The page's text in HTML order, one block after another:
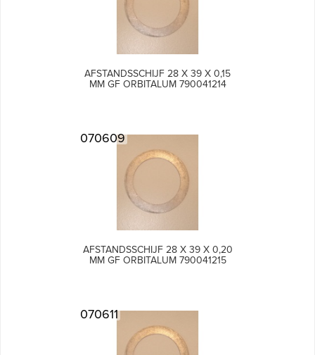
AFSTANDSSCHIJF 28 X 39 X 0,15
MM GF ORBITALUM 790041214
070609
AFSTANDSSCHIJF 28 X 39 X 0,20
MM GF ORBITALUM 790041215
070611